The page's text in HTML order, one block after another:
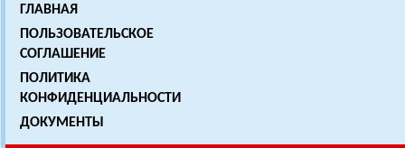
ГЛАВНАЯ
ПОЛЬЗОВАТЕЛЬСКОЕ
СОГЛАШЕНИЕ
ПОЛИТИКА
КОНФИДЕНЦИАЛЬНОСТИ
ДОКУМЕНТЫ